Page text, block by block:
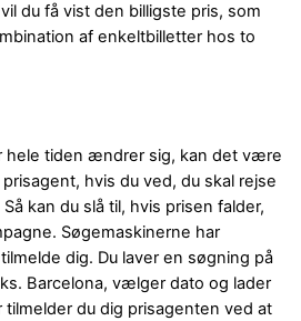
du få vist den billigste pris, som
af enkeltbilletter hos to
hele tiden ændrer sig, kan det være
hvis du ved, du skal rejse
kan du slå til, hvis prisen falder,
Søgemaskinerne har
dig. Du laver en søgning på
Barcelona, vælger dato og lader
du dig prisagenten ved at